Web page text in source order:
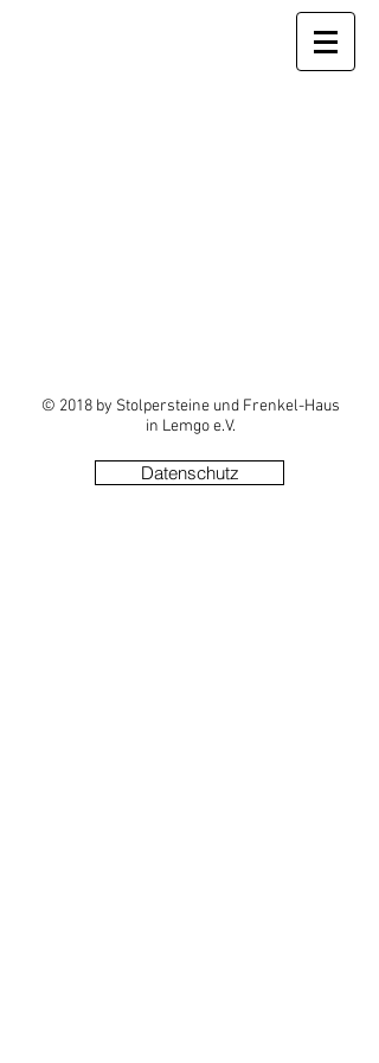
© 2018 by Stolpersteine und Frenkel-Haus
in Lemgo e.V.
Datenschutz